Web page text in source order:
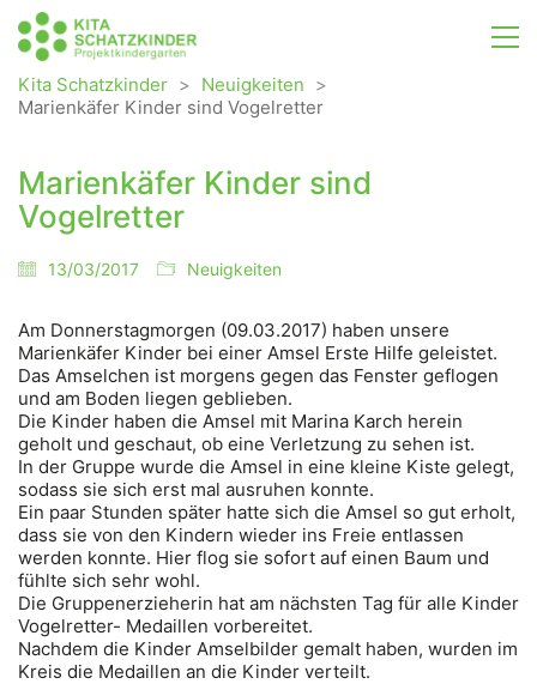
Kita Schatzkinder > Neuigkeiten >
Marienkäfer Kinder sind Vogelretter
Marienkäfer Kinder sind
Vogelretter
13/03/2017 Neuigkeiten
Am Donnerstagmorgen (09.03.2017) haben unsere
Marienkäfer Kinder bei einer Amsel Erste Hilfe geleistet.
Das Amselchen ist morgens gegen das Fenster geflogen
und am Boden liegen geblieben.
Die Kinder haben die Amsel mit Marina Karch herein
geholt und geschaut, ob eine Verletzung zu sehen ist.
In der Gruppe wurde die Amsel in eine kleine Kiste gelegt,
sodass sie sich erst mal ausruhen konnte.
Ein paar Stunden später hatte sich die Amsel so gut erholt,
dass sie von den Kindern wieder ins Freie entlassen
werden konnte. Hier flog sie sofort auf einen Baum und
fühlte sich sehr wohl.
Die Gruppenerzieherin hat am nächsten Tag für alle Kinder
Vogelretter- Medaillen vorbereitet.
Nachdem die Kinder Amselbilder gemalt haben, wurden im
Kreis die Medaillen an die Kinder verteilt.